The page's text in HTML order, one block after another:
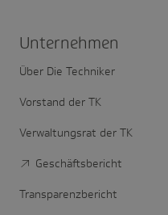
Unter­nehmen
Über Die Techniker
Vorstand der TK
Verwaltungsrat der TK
Geschäftsbericht
Transparenzbericht